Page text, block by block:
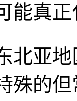
能真
北亚
殊的